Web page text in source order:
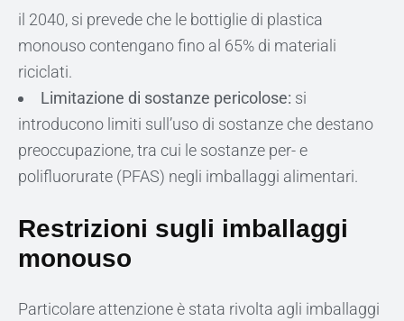
il 2040, si prevede che le bottiglie di plastica
monouso contengano fino al 65% di materiali
riciclati.
Limitazione di sostanze pericolose: si
introducono limiti sull’uso di sostanze che destano
preoccupazione, tra cui le sostanze per- e
polifluorurate (PFAS) negli imballaggi alimentari.
Restrizioni sugli imballaggi
monouso
Particolare attenzione è stata rivolta agli imballaggi